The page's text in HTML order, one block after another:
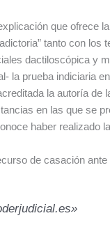
que ofrece
tanto con los
dactiloscópica y
la prueba indiciaria
la autoría de
en las que se
haber realizado
de casación ante